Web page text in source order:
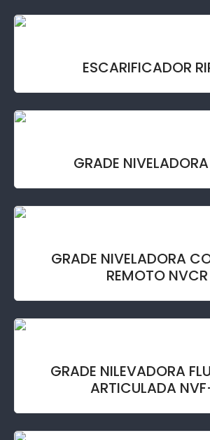
ESCARIFICADOR
GRADE
GRADE NIVELADORA
REMOTO NVCR
GRADE NILEVADORA
ARTICULADA